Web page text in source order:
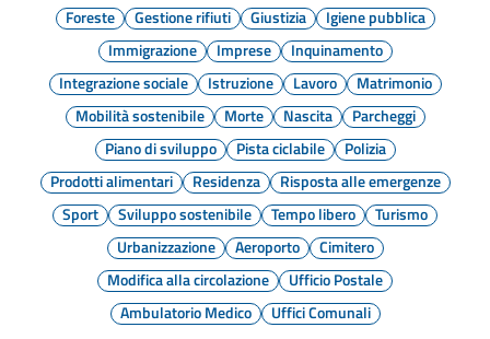
Foreste
Gestione rifiuti Giustizia
Igiene pubblica
Immigrazione
Imprese
Inquinamento
Integrazione sociale
Istruzione Lavoro
Matrimonio
Mobilità sostenibile
Morte Nascita
Parcheggi
Piano di sviluppo
Pista ciclabile
Polizia
Prodotti alimentari
Residenza
Risposta alle emergenze
Sport
Sviluppo sostenibile Tempo libero
Turismo
Urbanizzazione
Aeroporto
Cimitero
Modifica alla circolazione
Ufficio Postale
Ambulatorio Medico
Uffici Comunali